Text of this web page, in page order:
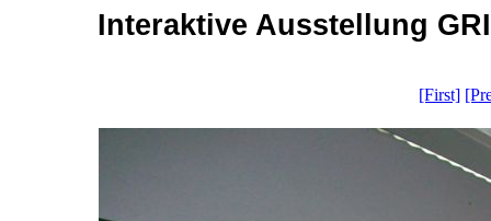
Interaktive Ausstellung
[First]